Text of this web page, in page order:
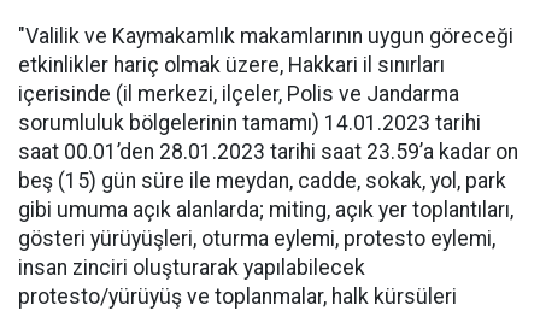
"Valilik ve Kaymakamlık makamlarının uygun göreceği
etkinlikler hariç olmak üzere, Hakkari il sınırları
içerisinde (il merkezi, ilçeler, Polis ve Jandarma
sorumluluk bölgelerinin tamamı) 14.01.2023 tarihi
saat 00.01’den 28.01.2023 tarihi saat 23.59’a kadar on
beş (15) gün süre ile meydan, cadde, sokak, yol, park
gibi umuma açık alanlarda; miting, açık yer toplantıları,
gösteri yürüyüşleri, oturma eylemi, protesto eylemi,
insan zinciri oluşturarak yapılabilecek
protesto/yürüyüş ve toplanmalar, halk kürsüleri